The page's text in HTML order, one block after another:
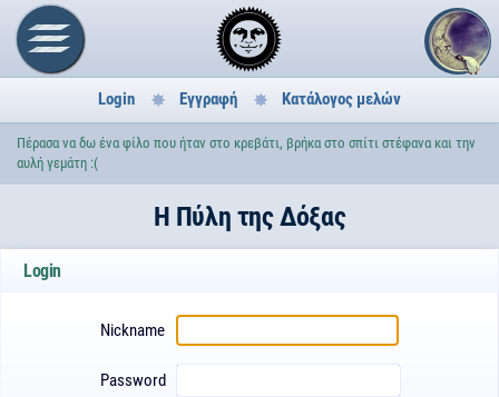
Login Εγγραφή Κατάλογος μελών
Πέρασα να δω ένα φίλο που ήταν στο κρεβάτι, βρήκα στο σπίτι στέφανα και την
αυλή γεμάτη :(
H Πύλη της Δόξας
Login
Nickname
Password